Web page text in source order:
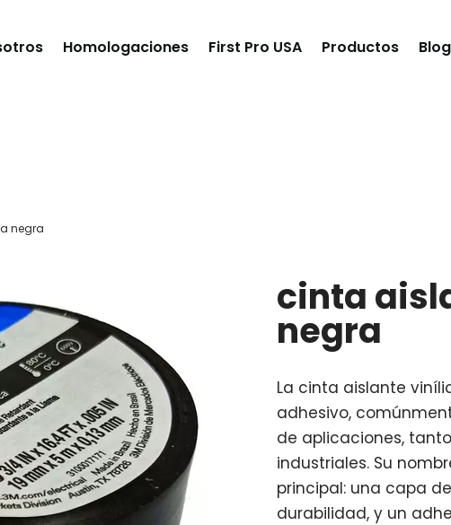
Homologaciones First Pro USA Productos Blog
negra
cinta
negra
La cinta aislante
adhesivo,
de aplicaciones,
industriales. Su
principal: una capa
durabilidad, y un